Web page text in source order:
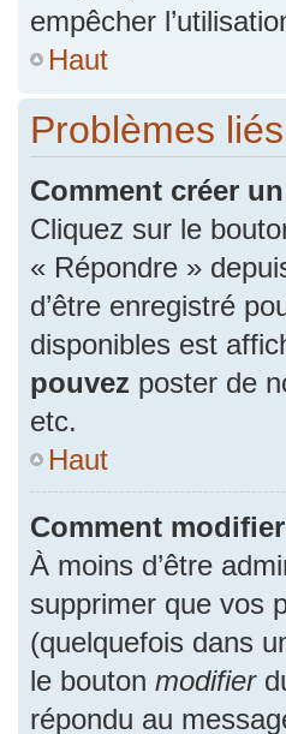
empêcher
Haut
Problèmes
Comment créer
Cliquez sur le
« Répondre »
d’être enregistré
disponibles est
pouvez poster de
etc.
Haut
Comment
À moins d’être
supprimer que vos
(quelquefois dans
le bouton modifier
répondu au